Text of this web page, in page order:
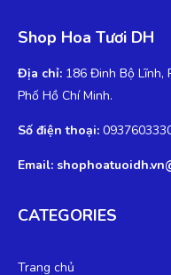
Shop Hoa Tươi DH
Địa chỉ: 186 Đinh Bộ Lĩnh,
Phố Hồ Chí Minh.
Số điện thoại:
Email:
CATEGORIES
Trang chủ